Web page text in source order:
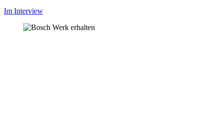
Im Interview